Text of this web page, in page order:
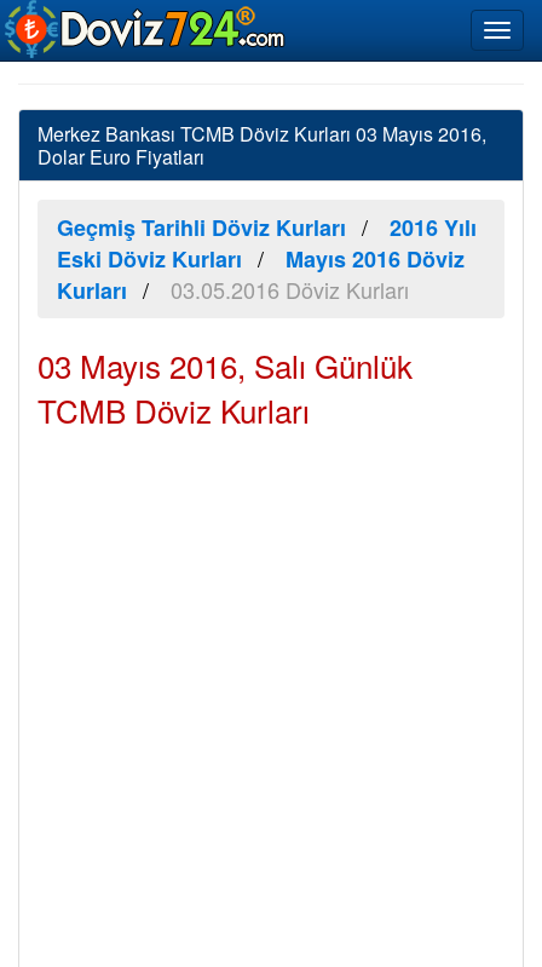
Merkez Bankası TCMB Döviz Kurları 03 Mayıs 2016,
Dolar Euro Fiyatları
Geçmiş Tarihli Döviz Kurları
2016 Yılı
Eski Döviz Kurları
Mayıs 2016 Döviz
Kurları
03.05.2016 Döviz Kurları
03 Mayıs 2016, Salı Günlük
TCMB Döviz Kurları